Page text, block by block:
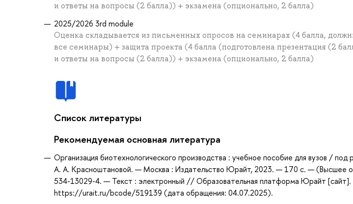
и ответы на вопросы (2 балла)) + экзамена (опционально, 2 балла)
2025/2026 3rd module
Оценка складывается из письменных опросов на семинарах (4 балла,
все семинары) + защита проекта (4 балла (подготовлена презентация (2
и ответы на вопросы (2 балла)) + экзамена (опционально, 2 балла)
Список литературы
Рекомендуемая основная литература
Организация биотехнологического производства : учебное пособие для вузов / под
А. А. Красноштановой. — Москва : Издательство Юрайт, 2023. — 170 с. — (Высшее
534-13029-4. — Текст : электронный // Образовательная платформа Юрайт [сайт].
https://urait.ru/bcode/519139 (дата обращения: 04.07.2025).